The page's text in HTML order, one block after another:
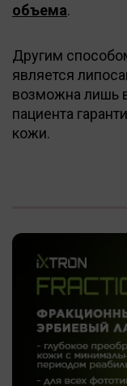
объема.
Другим
является
возможна лишь
пациента
кожи.